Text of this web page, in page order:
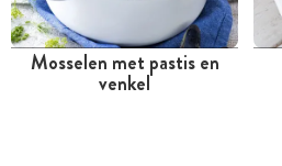
Minder dan 30 minuten
Mosselen met pastis en
venkel